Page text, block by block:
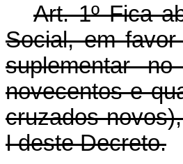
Art. 1º Fica
Social, em
suplementar
novecentos e
cruzados
I deste Decreto.